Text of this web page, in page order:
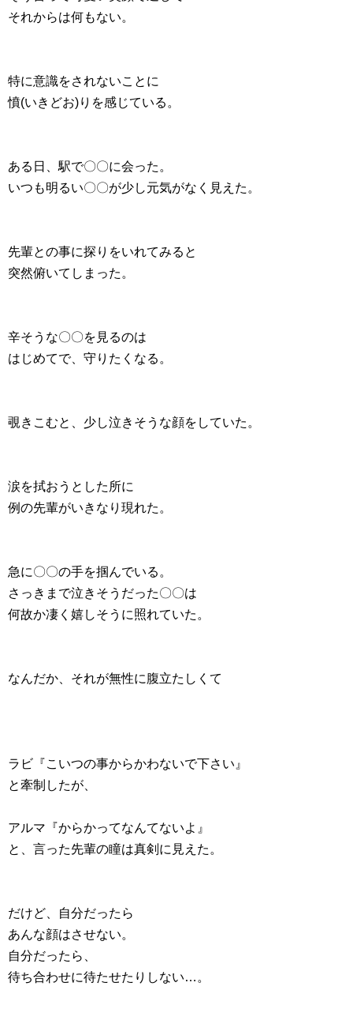
それからは何もない。
特に意識をされないことに
憤(いきどお)りを感じている。
ある日、駅で〇〇に会った。
いつも明るい〇〇が少し元気がなく見えた。
先輩との事に探りをいれてみると
突然俯いてしまった。
辛そうな〇〇を見るのは
はじめてで、守りたくなる。
覗きこむと、少し泣きそうな顔をしていた。
涙を拭おうとした所に
例の先輩がいきなり現れた。
急に〇〇の手を掴んでいる。
さっきまで泣きそうだった〇〇は
何故か凄く嬉しそうに照れていた。
なんだか、それが無性に腹立たしくて
ラビ『こいつの事からかわないで下さい』
と牽制したが、
アルマ『からかってなんてないよ』
と、言った先輩の瞳は真剣に見えた。
だけど、自分だったら
あんな顔はさせない。
自分だったら、
待ち合わせに待たせたりしない…。